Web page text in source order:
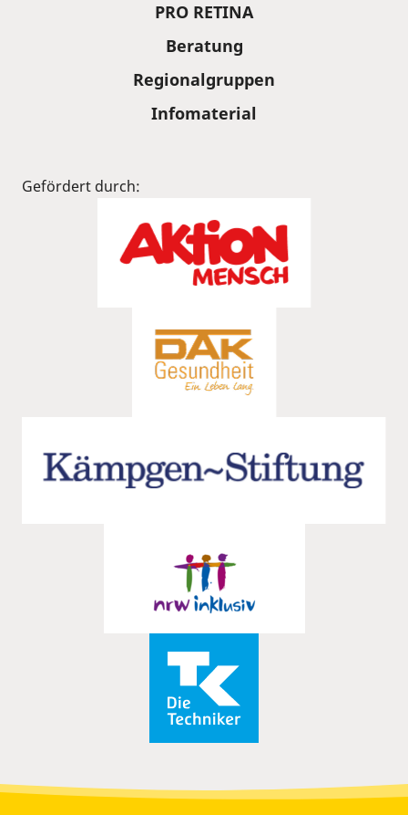
PRO RETINA
Beratung
Regionalgruppen
Infomaterial
Gefördert durch: